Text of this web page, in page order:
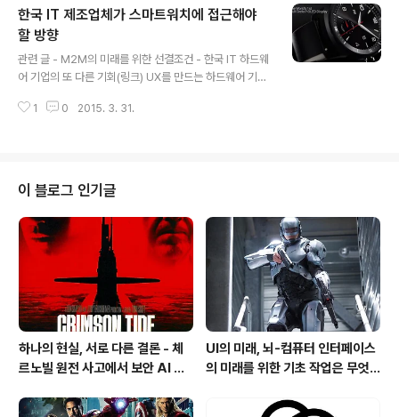
보더라도 대단한 능력이다. LG전자는 그런 임팩트를 깨야
하는 제품을 보여줘야 한다. 그리고 G4가 나왔다. - 관련
기사"삼성·애플과 다르다"..LG 'G4' 승부수(링크)LG전자
G4, 그 베일을 벗다(링크) - 관련 글LG전자 G3의 2014
선택(링크)LG전자의 자신감 G2에 대한 4가지 측면(링크)
G4가 내세우는 강점은 크게 두 가지다. 비 알루미늄에서..
한국 IT 제조업체가 스마트워치에 접근해야
할 방향
관련 글 - M2M의 미래를 위한 선결조건 - 한국 IT 하드웨
어 기업의 또 다른 기회(링크) UX를 만드는 하드웨어 기업
보는 두 개의 시각(링크) LG전자의 새로운 두뇌, 오딘이 싸
문제만이 남았을 뿐이다. 애플은 급할 것이 없다. 애플페이
라는 결제 수단을 바탕으로 아이폰과의 연동성을 바탕으로
많은 것을 풀어나갈 수 있는 플랫폼을 가지고 있기 때문이
다. 운영체제의 힘은 더욱 막강해서 이런 기기가 움직일 수
있는 근본적인 바탕이 된다. 구글도 애플만큼은 아니지만
1 0 2015. 3. 31.
이 블로그 인기글
하나의 현실, 서로 다른 결론 - 체
르노빌 원전 사고에서 보안 AI 사
이몽
UI의 미래, 뇌-컴퓨터 인터페이스
의 미래를 위한 기초 작업은 무엇